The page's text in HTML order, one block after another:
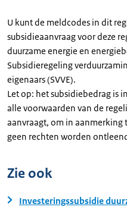
U kunt de meldcodes in dit
subsidieaanvraag voor deze
duurzame energie en
Subsidieregeling
eigenaars (SVVE).
Let op: het subsidiebedrag is
alle voorwaarden van de
aanvraagt, om in aanmerking
geen rechten worden
Zie ook
Investeringssubsidie